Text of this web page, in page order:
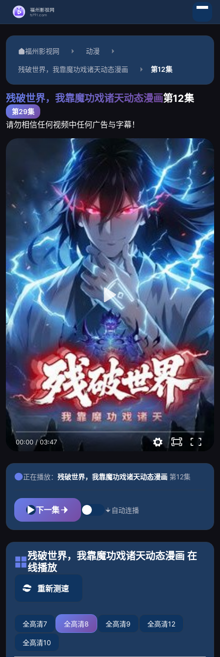
福州影视网 动漫
残破世界，我靠魔功戏诸天动态漫画 第12集
残破世界，我靠魔功戏诸天动态漫画第12集
第29集
请勿相信任何视频中任何广告与字幕！
00:00 /03:47
正在播放： 残破世界，我靠魔功戏诸天动态漫画 第12集
下一集 自动连播
残破世界，我靠魔功戏诸天动态漫画 在
线播放
重新测速
全高清7 全高清8 全高清9 全高清12
全高清10